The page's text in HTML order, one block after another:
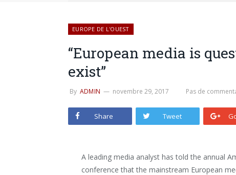
EUROPE DE L'OUEST
“European media is
exist”
By ADMIN novembre 29, 2017 Pas de
Share Tweet
A leading media analyst has told the annual
conference that the mainstream European